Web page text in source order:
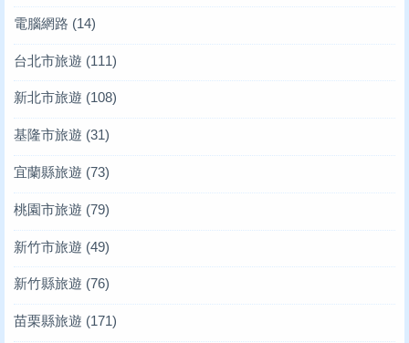
電腦網路 (14)
台北市旅遊 (111)
新北市旅遊 (108)
基隆市旅遊 (31)
宜蘭縣旅遊 (73)
桃園市旅遊 (79)
新竹市旅遊 (49)
新竹縣旅遊 (76)
苗栗縣旅遊 (171)